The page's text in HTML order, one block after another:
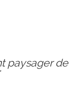
paysager de